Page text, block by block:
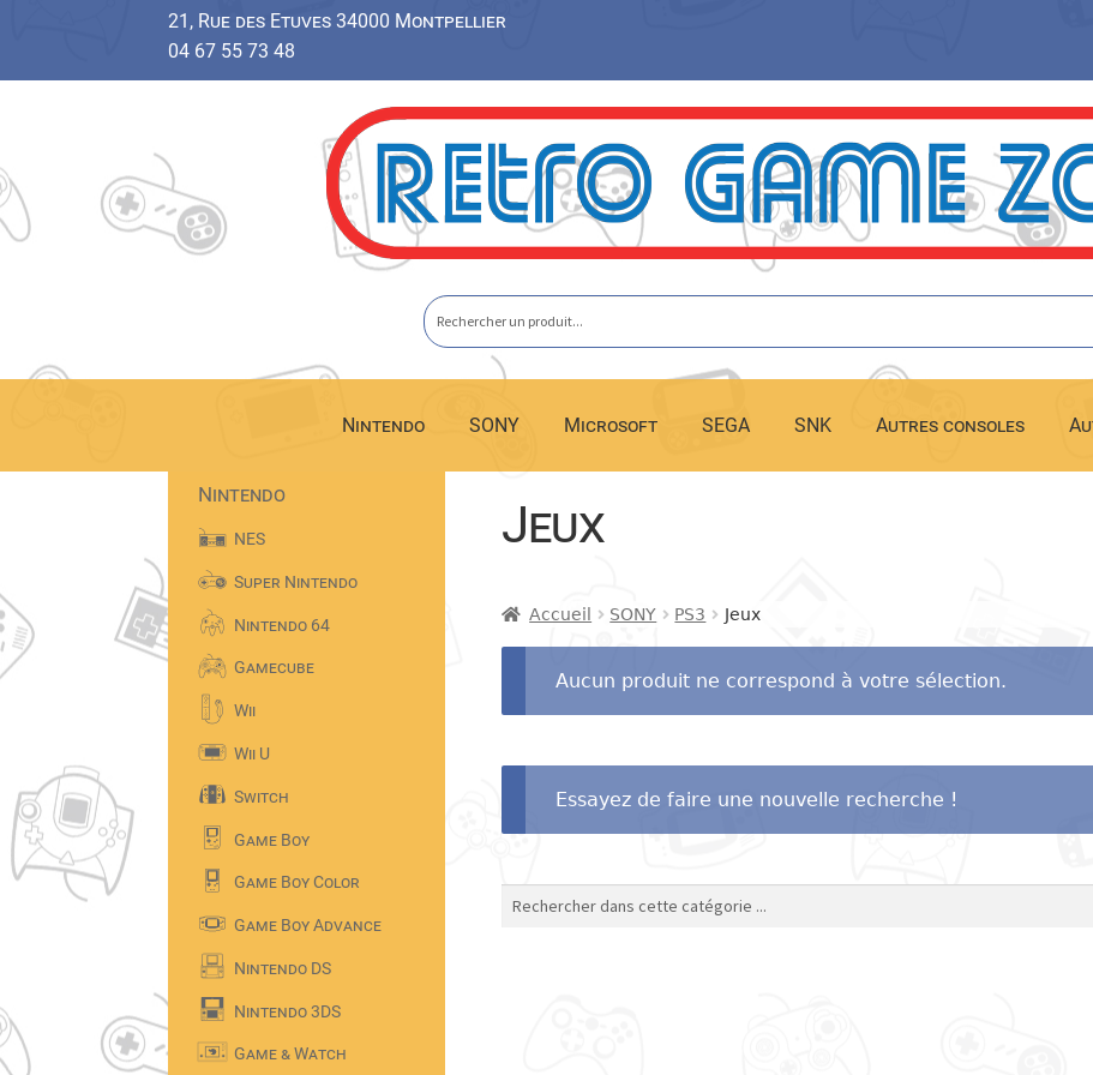
21, Rue des Etuves 34000 Montpellier
04 67 55 73 48
navigation
Nintendo SONY Microsoft SEGA SNK Autres consoles
Jeux
Accueil SONY PS3 Jeux
Aucun produit ne correspond à votre sélection.
Essayez de faire une nouvelle recherche !
Nintendo
NES
Super Nintendo
Nintendo 64
Gamecube
Wii
Wii U
Switch
Game Boy
Game Boy Color
Game Boy Advance
Nintendo DS
Nintendo 3DS
Game & Watch